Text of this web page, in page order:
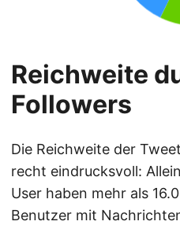
Reichweite
Followers
Die Reichweite der
recht eindrucksvoll:
User haben mehr als
Benutzer mit